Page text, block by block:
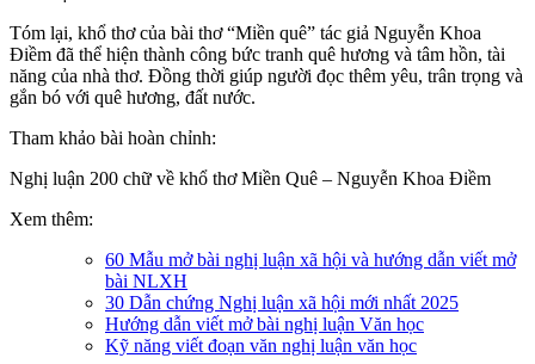
Tóm lại, khổ thơ của bài thơ “Miền quê” tác giả Nguyễn Khoa
Điềm đã thể hiện thành công bức tranh quê hương và tâm hồn, tài
năng của nhà thơ. Đồng thời giúp người đọc thêm yêu, trân trọng và
gắn bó với quê hương, đất nước.
Tham khảo bài hoàn chỉnh:
Nghị luận 200 chữ về khổ thơ Miền Quê – Nguyễn Khoa Điềm
Xem thêm:
60 Mẫu mở bài nghị luận xã hội và hướng dẫn viết mở
bài NLXH
30 Dẫn chứng Nghị luận xã hội mới nhất 2025
Hướng dẫn viết mở bài nghị luận Văn học
Kỹ năng viết đoạn văn nghị luận văn học